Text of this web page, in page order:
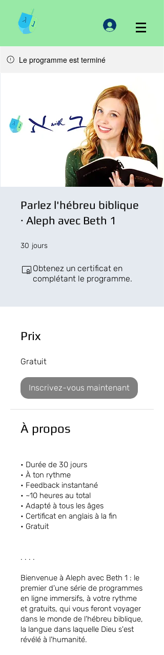
Le programme est terminé
Parlez l'hébreu biblique
· Aleph avec Beth 1
30 jours
Obtenez un certificat en
complétant le programme.
Prix
Gratuit
Inscrivez-vous maintenant
À propos
• Durée de 30 jours
• À ton rythme
• Feedback instantané
• ~10 heures au total
• Adapté à tous les âges
• Certificat en anglais à la fin
• Gratuit
. . . .
Bienvenue à Aleph avec Beth 1 : le
premier d'une série de programmes
en ligne immersifs, à votre rythme
et gratuits, qui vous feront voyager
dans le monde de l'hébreu biblique,
la langue dans laquelle Dieu s'est
révélé à l'humanité.